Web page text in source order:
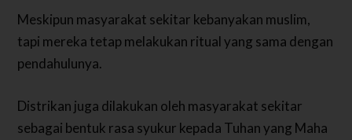
Meskipun masyarakat sekitar kebanyakan muslim,
tapi mereka tetap melakukan ritual yang sama dengan
pendahulunya.
Distrikan juga dilakukan oleh masyarakat sekitar
sebagai bentuk rasa syukur kepada Tuhan yang Maha